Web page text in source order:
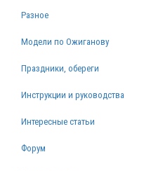
Разное
Модели по Ожиганову
Праздники, обереги
Инструкции и руководства
Интересные статьи
Форум